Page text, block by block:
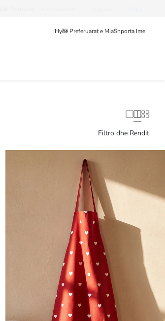
HyniTë Preferuarat e MiaShporta Ime
Filtro dhe Rendit